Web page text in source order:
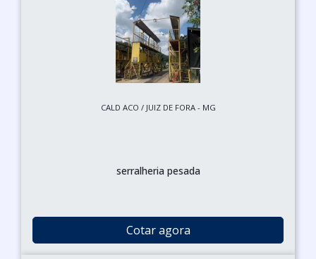
CALD ACO / JUIZ DE FORA - MG
serralheria pesada
Cotar agora